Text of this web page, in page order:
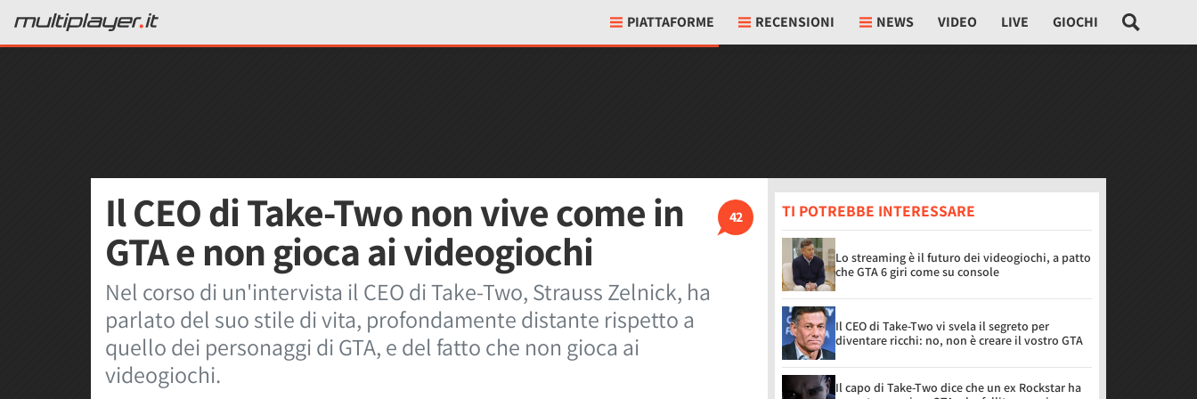
PIATTAFORME RECENSIONI NEWS VIDEO LIVE GIOCHI
42
Il CEO di Take-Two non vive come in
GTA e non gioca ai videogiochi
Nel corso di un'intervista il CEO di Take-Two, Strauss Zelnick, ha
parlato del suo stile di vita, profondamente distante rispetto a
quello dei personaggi di GTA, e del fatto che non gioca ai
videogiochi.
TI POTREBBE INTERESSARE
Lo streaming è il futuro dei videogiochi, a patto
che GTA 6 giri come su console
Il CEO di Take-Two vi svela il segreto per
diventare ricchi: no, non è creare il vostro GTA
Il capo di Take-Two dice che un ex Rockstar ha